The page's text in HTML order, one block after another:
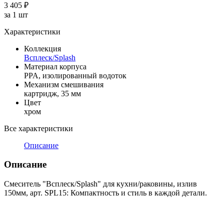
3 405 ₽
за 1 шт
Характеристики
Коллекция
Всплеск/Splash
Материал корпуса
PPA, изолированный водоток
Механизм смешивания
картридж, 35 мм
Цвет
хром
Все характеристики
Описание
Описание
Смеситель "Всплеск/Splash" для кухни/раковины, излив
150мм, арт. SPL15: Компактность и стиль в каждой детали.